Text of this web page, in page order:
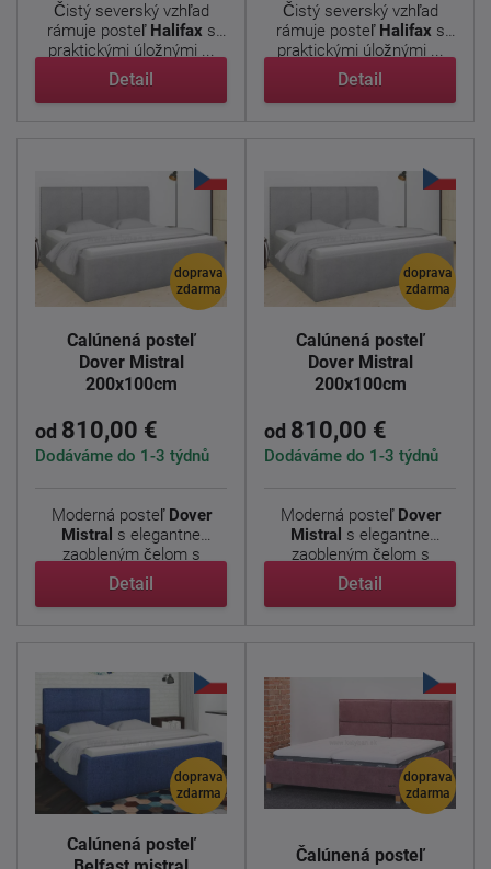
Čistý severský vzhľad
rámuje posteľ Halifaxs
praktickými úložnými ...
Detail
Čistý severský vzhľad
rámuje posteľ Halifaxs
praktickými úložnými ...
Detail
doprava
zdarma
Čalúnená posteľ
Dover Mistral
200x100cm
od 810,00 €
Dodáváme do 1-3 týdnů
Moderná posteľ Dover
Mistral s elegantne
zaobleným čelom s
decentným ...
Detail
doprava
zdarma
Čalúnená posteľ
Dover Mistral
200x100cm
od 810,00 €
Dodáváme do 1-3 týdnů
Moderná posteľ Dover
Mistral s elegantne
zaobleným čelom s
decentným ...
Detail
doprava
zdarma
Čalúnená posteľ
doprava
zdarma
Čalúnená posteľ